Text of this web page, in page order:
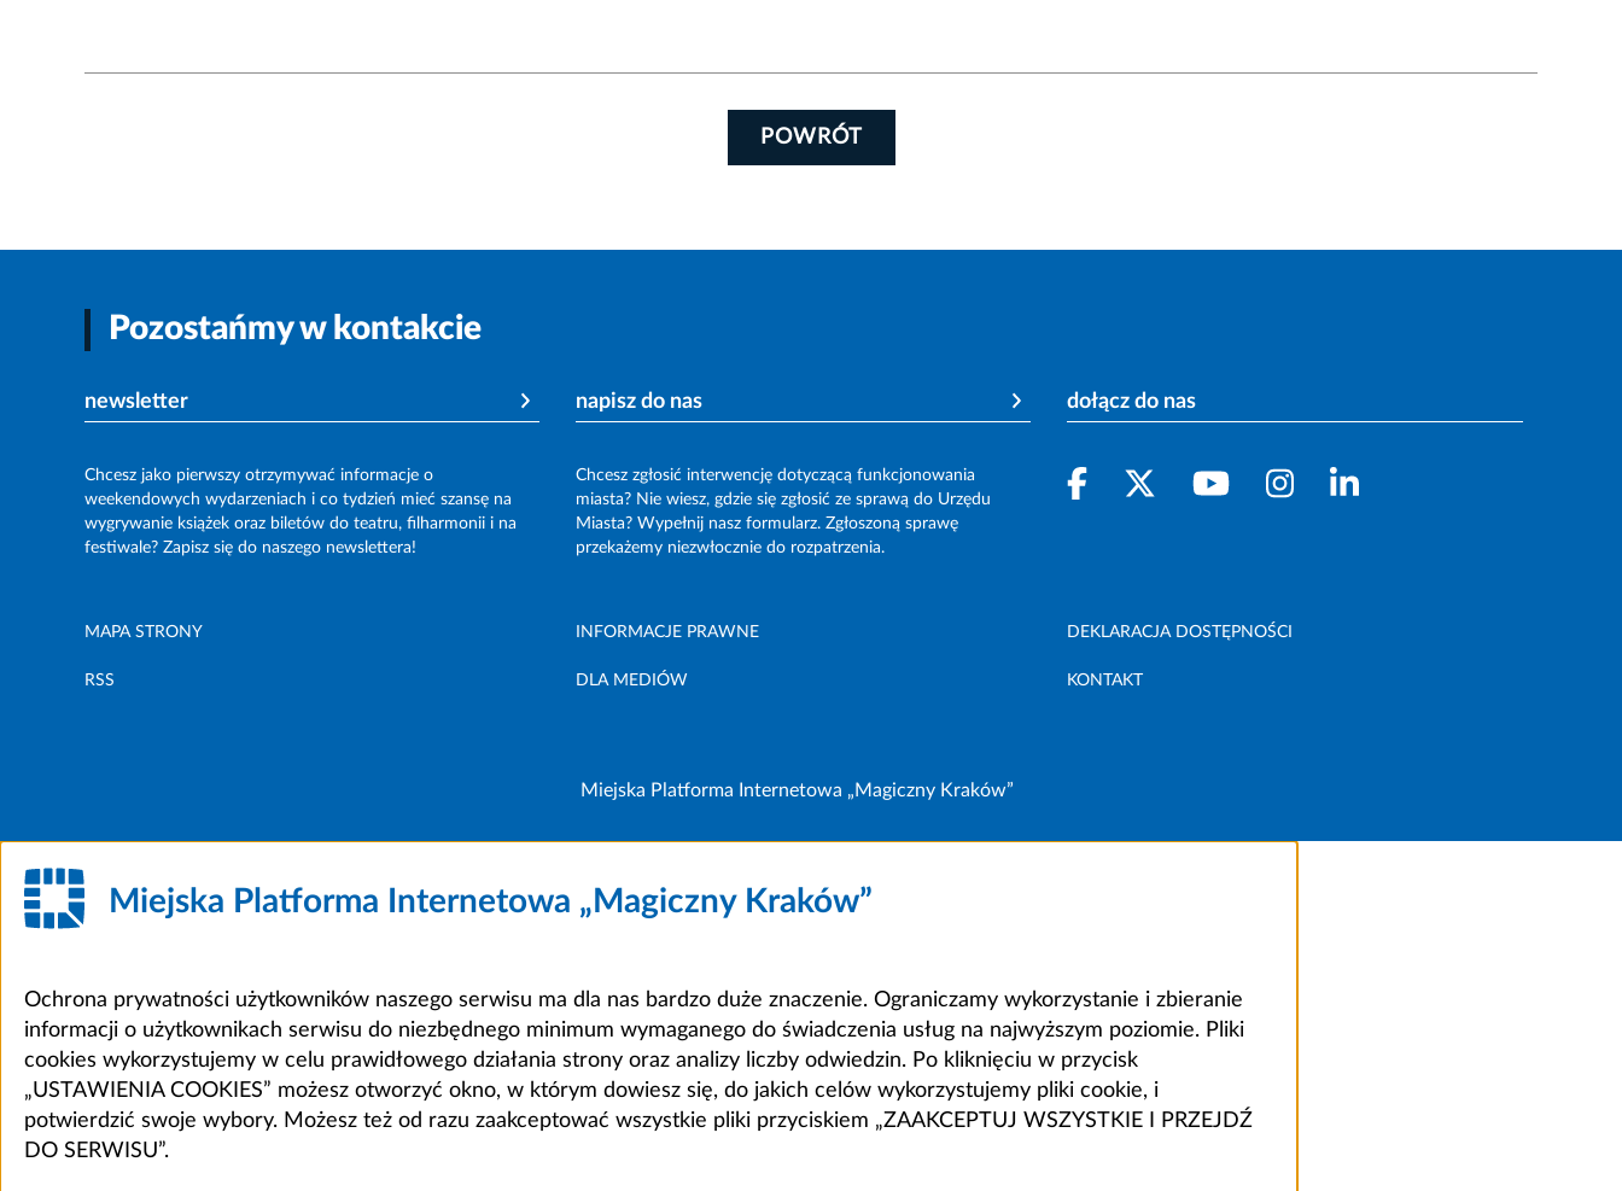
POWRÓT
Pozostańmy w kontakcie
newsletter
Chcesz jako pierwszy otrzymywać informacje o
weekendowych wydarzeniach i co tydzień mieć szansę na
wygrywanie książek oraz biletów do teatru, filharmonii i na
festiwale? Zapisz się do naszego newslettera!
napisz do nas
Chcesz zgłosić interwencję dotyczącą funkcjonowania
miasta? Nie wiesz, gdzie się zgłosić ze sprawą do Urzędu
Miasta? Wypełnij nasz formularz. Zgłoszoną sprawę
przekażemy niezwłocznie do rozpatrzenia.
dołącz do nas
MAPA STRONY INFORMACJE PRAWNE DEKLARACJA DOSTĘPNOŚCI
RSS DLA MEDIÓW KONTAKT
Miejska Platforma Internetowa „Magiczny Kraków”
Miejska Platforma Internetowa „Magiczny Kraków”
Ochrona prywatności użytkowników naszego serwisu ma dla nas bardzo duże znaczenie. Ograniczamy wykorzystanie i zbieranie
informacji o użytkownikach serwisu do niezbędnego minimum wymaganego do świadczenia usług na najwyższym poziomie. Pliki
cookies wykorzystujemy w celu prawidłowego działania strony oraz analizy liczby odwiedzin. Po kliknięciu w przycisk
„USTAWIENIA COOKIES” możesz otworzyć okno, w którym dowiesz się, do jakich celów wykorzystujemy pliki cookie, i
potwierdzić swoje wybory. Możesz też od razu zaakceptować wszystkie pliki przyciskiem „ZAAKCEPTUJ WSZYSTKIE I PRZEJDŹ
DO SERWISU”.